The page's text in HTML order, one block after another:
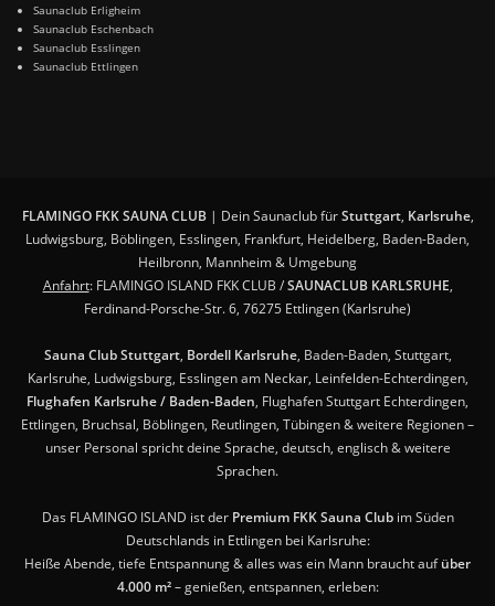
Saunaclub Erligheim
Saunaclub Eschenbach
Saunaclub Esslingen
Saunaclub Ettlingen
FLAMINGO FKK SAUNA CLUB| Dein Saunaclub fürStuttgart, Karlsruhe,
Ludwigsburg, Böblingen, Esslingen, Frankfurt, Heidelberg, Baden-Baden,
Heilbronn, Mannheim & Umgebung
Anfahrt: FLAMINGO ISLAND FKK CLUB /SAUNACLUB KARLSRUHE,
Ferdinand-Porsche-Str. 6, 76275 Ettlingen (Karlsruhe)
Sauna Club Stuttgart, Bordell Karlsruhe, Baden-Baden, Stuttgart,
Karlsruhe, Ludwigsburg, Esslingen am Neckar, Leinfelden-Echterdingen,
Flughafen Karlsruhe / Baden-Baden, Flughafen Stuttgart Echterdingen,
Ettlingen, Bruchsal, Böblingen, Reutlingen, Tübingen & weitere Regionen –
unser Personal spricht deine Sprache, deutsch, englisch & weitere
Sprachen.
Das FLAMINGO ISLAND ist der Premium FKK Sauna Clubim Süden
Deutschlands in Ettlingen bei Karlsruhe:
Heiße Abende, tiefe Entspannung & alles was ein Mann braucht aufüber
4.000 m²– genießen, entspannen, erleben: